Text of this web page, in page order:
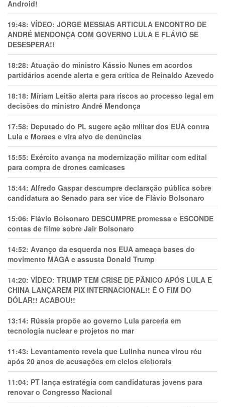
Android!
19:48: VÍDEO: JORGE MESSIAS ARTICULA ENCONTRO DE
ANDRÉ MENDONÇA COM GOVERNO LULA E FLÁVIO SE
DESESPERA!!
18:28: Atuação do ministro Kássio Nunes em acordos
partidários acende alerta e gera crítica de Reinaldo Azevedo
18:18: Míriam Leitão alerta para riscos ao processo legal em
decisões do ministro André Mendonça
17:58: Deputado do PL sugere ação militar dos EUA contra
Lula e Moraes e vira alvo de denúncias
15:55: Exército avança na modernização militar com edital
para compra de drones camicases
15:44: Alfredo Gaspar descumpre declaração pública sobre
candidatura ao Senado para ser vice de Flávio Bolsonaro
15:06: Flávio Bolsonaro DESCUMPRE promessa e ESCONDE
contas de filme sobre Jair Bolsonaro
14:52: Avanço da esquerda nos EUA ameaça bases do
movimento MAGA e assusta Donald Trump
14:20: VÍDEO: TRUMP TEM CRlSE DE PÂNlCO APÓS LULA E
CHINA LANÇAREM PIX INTERNACIONAL!! É O FIM DO
DÓLAR!! ACABOU!!
13:14: Rússia propõe ao governo Lula parceria em
tecnologia nuclear e projetos no mar
11:43: Levantamento revela que Lulinha nunca virou réu
após 20 anos de acusações em ciclos eleitorais
11:04: PT lança estratégia com candidaturas jovens para
renovar o Congresso Nacional